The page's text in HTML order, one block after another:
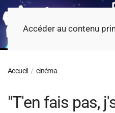
Accéder au contenu
Accueil cinéma
"T'en fais pas,